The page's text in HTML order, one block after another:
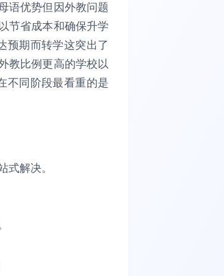
语优势但因外教问题
节省成本和确保升学
预期而转学这突出了
教比例更高的学校以
不同阶段最看重的是
解决​​。​​